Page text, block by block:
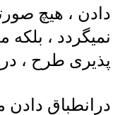
دادن ، هیچ
نمیگردد ،
پذیری طرح ، در
درانطباق دادن